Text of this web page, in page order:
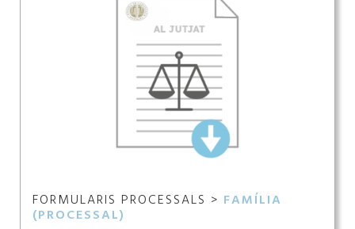
FORMULARIS PROCESSALS > FAMÍLIA
(PROCESSAL)